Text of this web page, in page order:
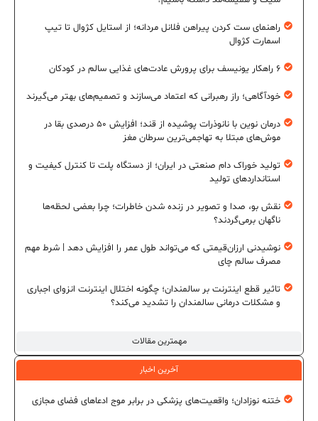
مهمترین مقالات
راهنمای ست کردن پیراهن فلانل مردانه؛ از استایل کژوال تا تیپ
اسمارت کژوال
۶ راهکار یونیسف برای پرورش عادت‌های غذایی سالم در کودکان
خودآگاهی؛ راز رهبرانی که اعتماد می‌سازند و تصمیم‌های بهتر می‌گیرند
درمان نوین با نانوذرات پوشیده از قند؛ افزایش ۵۰ درصدی بقا در
موش‌های مبتلا به تهاجمی‌ترین سرطان مغز
تولید خوراک دام صنعتی در ایران؛ از دستگاه پلت تا کنترل کیفیت و
استانداردهای تولید
نقش بو، صدا و تصویر در زنده شدن خاطرات؛ چرا بعضی لحظه‌ها
ناگهان برمی‌گردند؟
نوشیدنی ارزان‌قیمتی که می‌تواند طول عمر را افزایش دهد | شرط مهم
مصرف سالم چای
تاثیر قطع اینترنت بر سالمندان؛ چگونه اختلال اینترنت انزوای اجباری
و مشکلات درمانی سالمندان را تشدید می‌کند؟
آخرین اخبار
ختنه نوزادان؛ واقعیت‌های پزشکی در برابر موج ادعاهای فضای مجازی